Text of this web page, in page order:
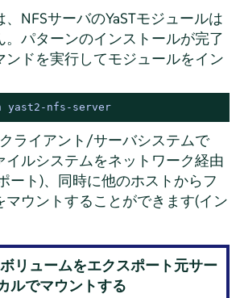
NFSサーバのYaSTモジュールは
。パターンのインストールが完了
ンドを実行してモジュールをイン
yast2-nfs-server
ライアント/サーバシステムで
イルシステムをネットワーク経由
ート)、同時に他のホストからフ
マウントすることができます(イン
リュームをエクスポート元サー
ルでマウントする